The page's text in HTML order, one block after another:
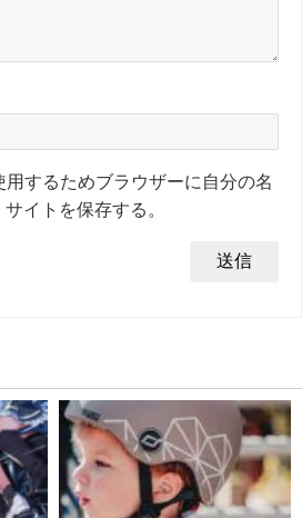
用するためブラウザーに自分の名
イトを保存する。